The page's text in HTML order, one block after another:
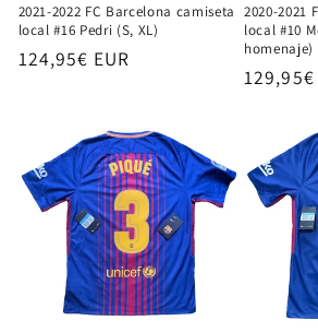
2021-2022 FC Barcelona camiseta
local #16 Pedri (S, XL)
Precio
124,95€ EUR
2020-2021
local #10
homenaje)
Precio
129,95€